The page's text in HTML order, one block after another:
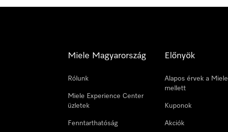
Miele Magyarország
Rólunk
Miele Experience Center
üzletek
Fenntarthatóság
Előnyök
Alapos érvek a Miele
mellett
Kuponok
Akciók